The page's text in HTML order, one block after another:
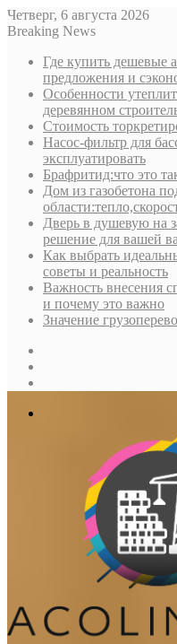
Четверг, 6 августа 2026
Breaking News
Где купить дешевые
предложения и
Особенности
деревянном
Стоимость
Насос-фильтр для
эксплуатировать
Брафритид:что это
Дом из газобетона
Дверь в душевую на
решение для вашей
Как выбрать
советы и реальность
Важность внесения
и почему это важно
Значение